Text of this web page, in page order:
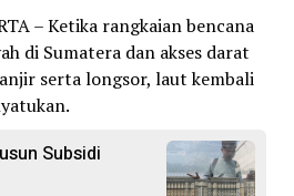
– Ketika rangkaian bencana
di Sumatera dan akses darat
serta longsor, laut kembali
Subsidi